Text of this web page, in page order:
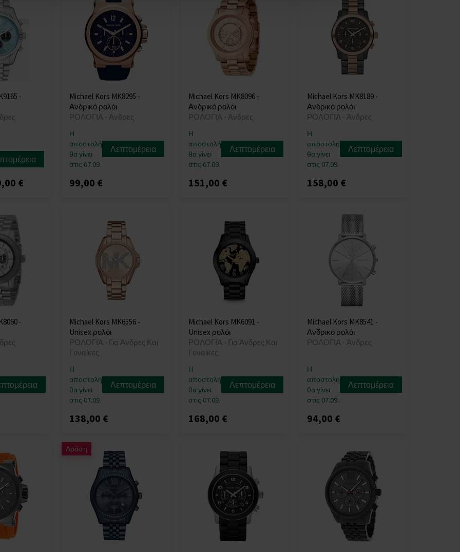
-
€
Michael Kors MK8295 -
Ανδρικό ρολόι
ΡΟΛΟΓΙΑ - Άνδρες
Η
αποστολή
θα γίνει
στις 07.09.
Λεπτομέρεια
99,00 €
Michael Kors MK8096 -
Ανδρικό ρολόι
ΡΟΛΟΓΙΑ - Άνδρες
Η
αποστολή
θα γίνει
στις 07.09.
Λεπτομέρεια
151,00 €
Michael Kors MK8189 -
Ανδρικό ρολόι
ΡΟΛΟΓΙΑ - Άνδρες
Η
αποστολή
θα γίνει
στις 07.09.
Λεπτομέρεια
158,00 €
-
Michael Kors MK6556 -
Unisex ρολόι
ΡΟΛΟΓΙΑ - Για Άνδρες Και
Γυναίκες
Η
αποστολή
θα γίνει
στις 07.09.
Λεπτομέρεια
138,00 €
Michael Kors MK6091 -
Unisex ρολόι
ΡΟΛΟΓΙΑ - Για Άνδρες Και
Γυναίκες
Η
αποστολή
θα γίνει
στις 07.09.
Λεπτομέρεια
168,00 €
Michael Kors MK8541 -
Ανδρικό ρολόι
ΡΟΛΟΓΙΑ - Άνδρες
Η
αποστολή
θα γίνει
στις 07.09.
Λεπτομέρεια
94,00 €
Δράση